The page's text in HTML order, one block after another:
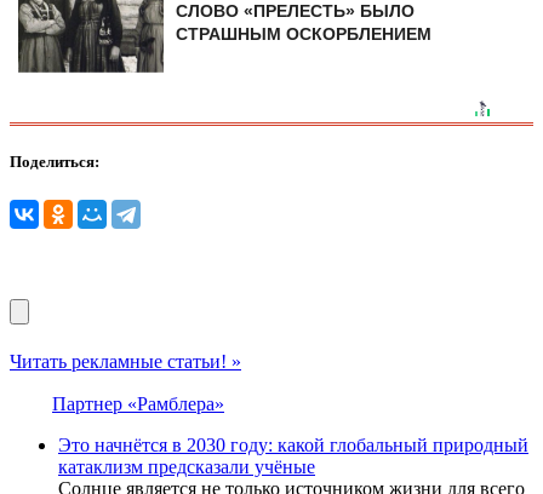
СЛОВО «ПРЕЛЕСТЬ» БЫЛО
СТРАШНЫМ ОСКОРБЛЕНИЕМ
Поделиться:
Читать рекламные статьи! »
Партнер «Рамблера»
Это начнётся в 2030 году: какой глобальный природный
катаклизм предсказали учёные
Солнце является не только источником жизни для всего